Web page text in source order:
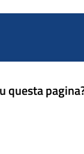
questa